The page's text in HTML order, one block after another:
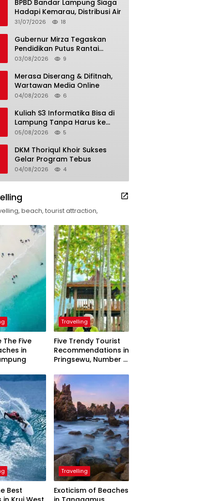
BPBD Bandar Lampung Siaga
Hadapi Kemarau, Distribusi Air
31/07/2026 18
Gubernur Mirza Tegaskan
Pendidikan Putus Rantai
Kemiskinan
03/08/2026 9
Merasa Diserang & Difitnah,
Wartawan Media Online
04/08/2026 6
Kuliah S3 Informatika Bisa di
Lampung Tanpa Harus ke
Luar Daerah
05/08/2026 5
DKM Thoriqul Khoir Sukses
Gelar Program Tebus
04/08/2026 4
beach, tourist attraction,
The Five
in
Travelling
Five Trendy Tourist
Recommendations in
Pringsewu, Number 3
President
Best
Travelling
Exoticism of Beaches